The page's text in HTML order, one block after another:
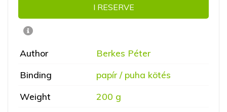
I RESERVE
Author
Berkes Péter
Binding
papír / puha kötés
Weight
200 g